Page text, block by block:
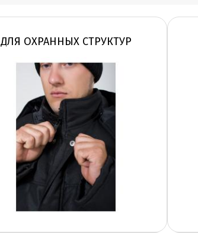
ДЛЯ ОХРАННЫХ СТРУКТУР